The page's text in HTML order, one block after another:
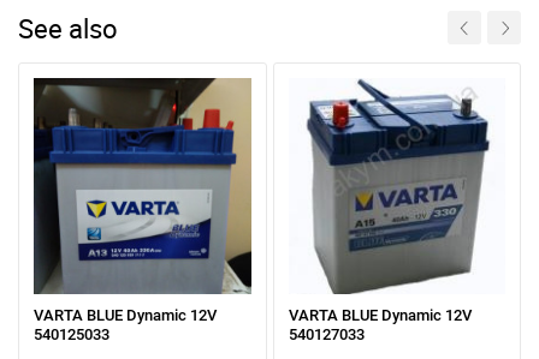
See also
VARTA BLUE Dynamic 12V
540125033
VARTA BLUE Dynamic 12V
540127033